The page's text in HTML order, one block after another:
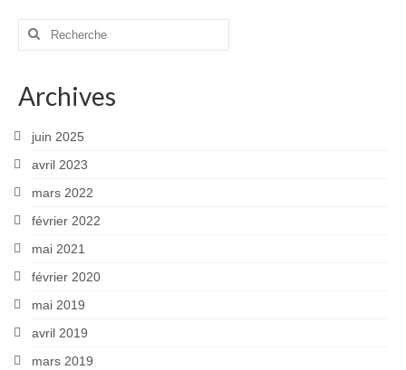
Fleurs printanières
Orchidées
Parcs et Jardins
Parc de la Tête d’Or
Rechercher
Archives
juin 2025
avril 2023
mars 2022
février 2022
mai 2021
février 2020
mai 2019
avril 2019
mars 2019